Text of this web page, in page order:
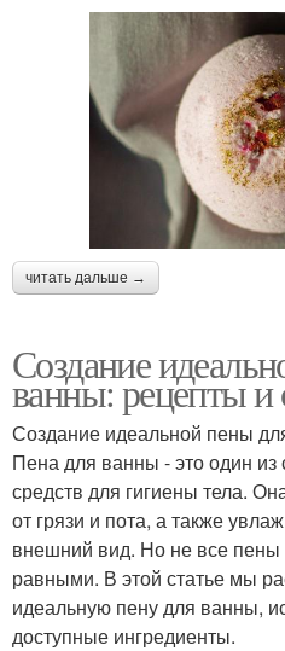
читать дальше →
Создание
ванны: рецепты и
Создание идеальной пены
Пена для ванны - это один
средств для гигиены тела.
от грязи и пота, а также
внешний вид. Но не все
равными. В этой статье мы
идеальную пену для ванны,
доступные ингредиенты.